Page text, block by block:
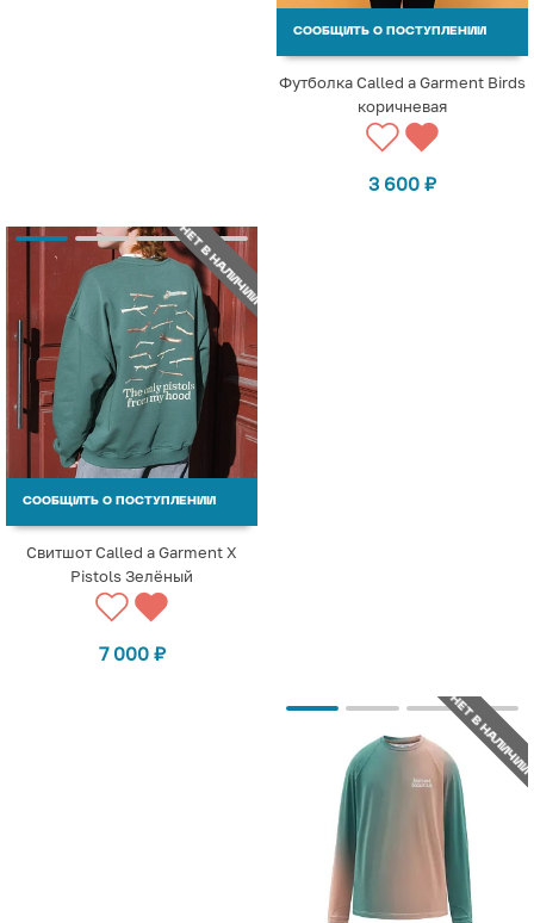
СООБЩИТЬ О ПОСТУПЛЕНИИ
Футболка Called a Garment Birds
коричневая
3 600 ₽
НЕТ В НАЛИЧИИ
СООБЩИТЬ О ПОСТУПЛЕНИИ
Свитшот Called a Garment X
Pistols Зелёный
7 000 ₽
НЕТ В НАЛИЧИИ